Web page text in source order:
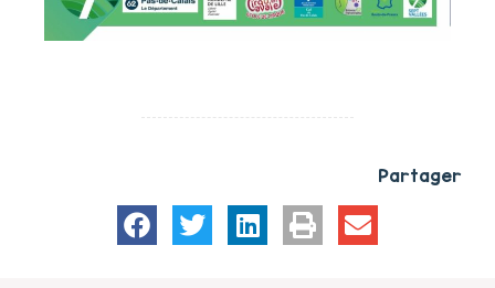
Partager